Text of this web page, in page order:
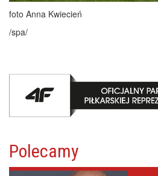
foto Anna Kwiecień
/spa/
Polecamy